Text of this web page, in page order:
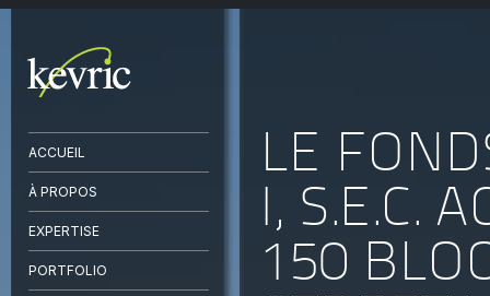
LE
I, S.E.C.
150
ACCUEIL
À PROPOS
EXPERTISE
PORTFOLIO